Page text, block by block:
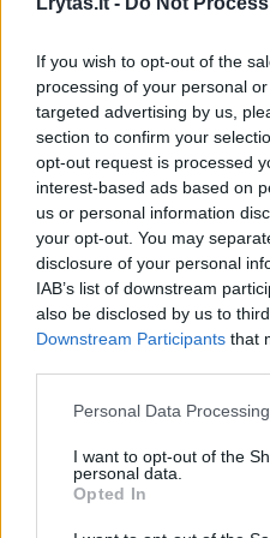
If you wish to opt-out of the
processing of your personal
targeted advertising by us,
section to confirm your
opt-out request is processed
interest-based ads based on
us or personal information
your opt-out. You may
disclosure of your personal
IAB’s list of downstream
also be disclosed by us to
Downstream Participants that
Personal Data
I want to opt-out of the
personal data.
Opted In
15 šalių mėnesinis
užmokestis (bruto)
eurų – o tai reiškia,
šalių, apie kurias
šią grupę. Tačiau
kandidatės.
5 šalyse minimalus
viršija 2000 eurų